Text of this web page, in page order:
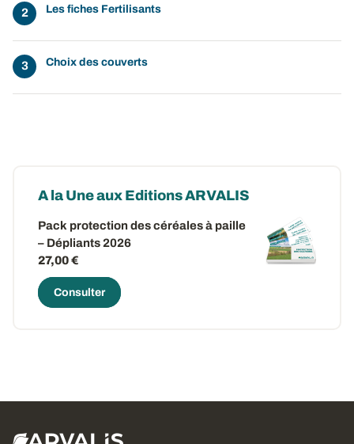
Les fiches Fertilisants
Choix des couverts
A la Une aux Editions ARVALIS
Pack protection des céréales à paille
– Dépliants 2026
27,00 €
Consulter